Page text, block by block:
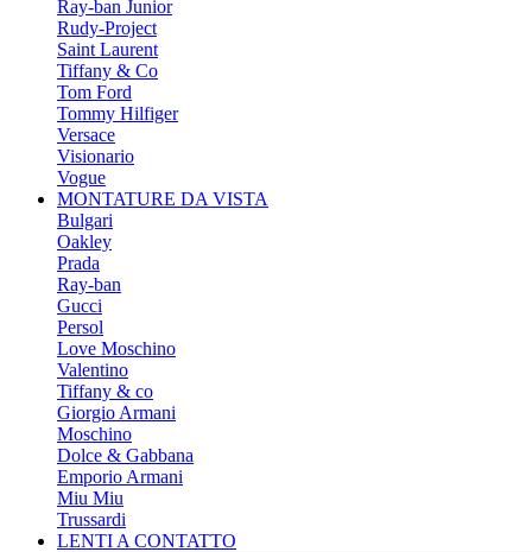
Ray-ban Junior
Rudy-Project
Saint Laurent
Tiffany & Co
Tom Ford
Tommy Hilfiger
Versace
Visionario
Vogue
MONTATURE DA VISTA
Bulgari
Oakley
Prada
Ray-ban
Gucci
Persol
Love Moschino
Valentino
Tiffany & co
Giorgio Armani
Moschino
Dolce & Gabbana
Emporio Armani
Miu Miu
Trussardi
LENTI A CONTATTO